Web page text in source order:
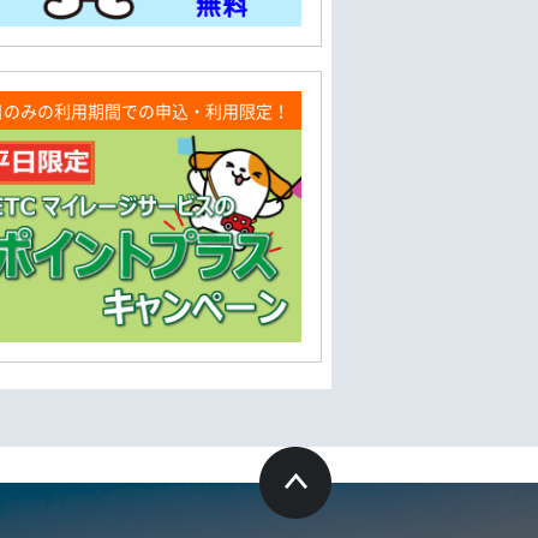
みの利用期間での申込・利用限定！